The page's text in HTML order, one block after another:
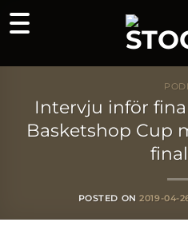
Skip
to
Intervju inför
Basketshop Cup
POSTED ON2019-04-